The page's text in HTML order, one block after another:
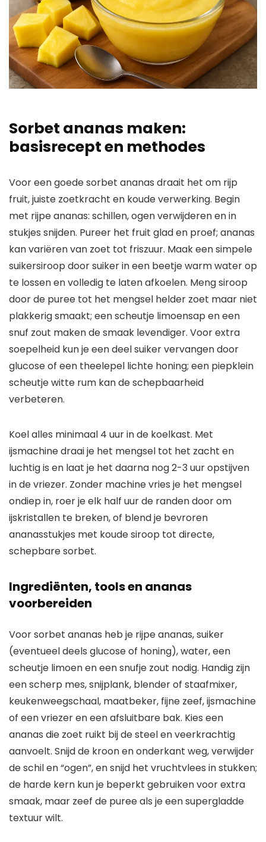
Sorbet ananas maken:
basisrecept en methodes
Voor een goede sorbet ananas draait het om rijp
fruit, juiste zoetkracht en koude verwerking. Begin
met rijpe ananas: schillen, ogen verwijderen en in
stukjes snijden. Pureer het fruit glad en proef; ananas
kan variëren van zoet tot friszuur. Maak een simpele
suikersiroop door suiker in een beetje warm water op
te lossen en volledig te laten afkoelen. Meng siroop
door de puree tot het mengsel helder zoet maar niet
plakkerig smaakt; een scheutje limoensap en een
snuf zout maken de smaak levendiger. Voor extra
soepelheid kun je een deel suiker vervangen door
glucose of een theelepel lichte honing; een piepklein
scheutje witte rum kan de schepbaarheid
verbeteren.
Koel alles minimaal 4 uur in de koelkast. Met
ijsmachine draai je het mengsel tot het zacht en
luchtig is en laat je het daarna nog 2-3 uur opstijven
in de vriezer. Zonder machine vries je het mengsel
ondiep in, roer je elk half uur de randen door om
ijskristallen te breken, of blend je bevroren
ananasstukjes met koude siroop tot directe,
schepbare sorbet.
Ingrediënten, tools en ananas
voorbereiden
Voor sorbet ananas heb je rijpe ananas, suiker
(eventueel deels glucose of honing), water, een
scheutje limoen en een snufje zout nodig. Handig zijn
een scherp mes, snijplank, blender of staafmixer,
keukenweegschaal, maatbeker, fijne zeef, ijsmachine
of een vriezer en een afsluitbare bak. Kies een
ananas die zoet ruikt bij de steel en veerkrachtig
aanvoelt. Snijd de kroon en onderkant weg, verwijder
de schil en “ogen”, en snijd het vruchtvlees in stukken;
de harde kern kun je beperkt gebruiken voor extra
smaak, maar zeef de puree als je een supergladde
textuur wilt.